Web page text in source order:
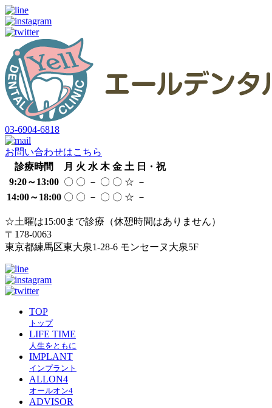
03-6904-6818
お問い合わせはこちら
診療時間
月 火 水 木 金 土 日・祝
9:20～13:00 〇 〇 － 〇 〇 ☆ －
14:00～18:00 〇 〇 － 〇 〇 ☆ －
☆土曜は15:00まで診療（休憩時間はありません）
〒178-0063
東京都練馬区東大泉1-28-6 モンセーヌ大泉5F
TOP
トップ
LIFE TIME
人生をともに
IMPLANT
インプラント
ALLON4
オールオン4
ADVISOR